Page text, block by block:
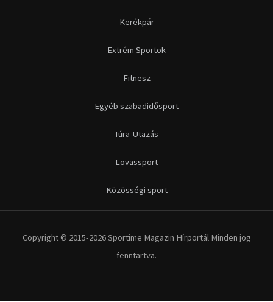
Kerékpár
Extrém Sportok
Fitnesz
Egyéb szabadidősport
Túra-Utazás
Lovassport
Közösségi sport
Copyright © 2015-2026 Sportime Magazin Hírportál Minden jog
fenntartva.